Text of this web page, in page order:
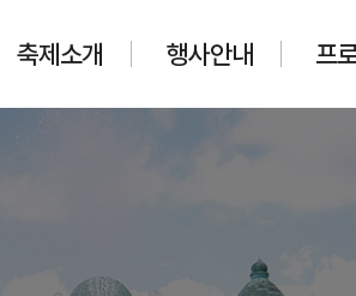
축제소개 행사안내 프